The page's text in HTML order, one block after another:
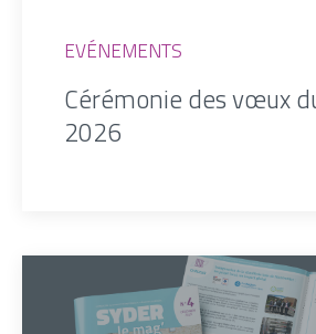
EVÉNEMENTS
Cérémonie des vœux
2026